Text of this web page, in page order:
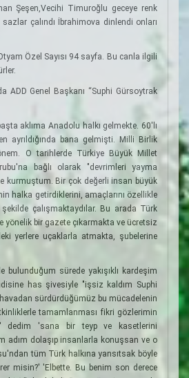
Şeşen,Vecihi Timuroğlu geceye renk
çalındı İbrahimova dinlendi onları
Özel Sayısı 94 sayfa. Bu canla ilgili
ADD Genel Başkanı “Suphi Gürsoytrak
aklıma Anadolu halkı gelmekte. 60'lı
ayrıldığında bana gelmişti. Milli Birlik
O tarihlerde Türkiye Büyük Millet
bağlı olarak "devrimleri yayma
kurmuştum. Bir çok değerli insan büyük
halka getirdiklerini, amaçlarını özellikle
çalışmaktaydılar. Bu arada Türk
yönelik bir gazete çıkarmakta ve ücretsiz
yerlere uçaklarla atmakta, şubelerine
bulunduğum sürede yakışıklı kardeşim
has şivesiyle "işsiz kaldım Suphi
sürdürdüğümüz bu mücadelenin
tamamlanması fikri gözlerimin
dedim 'sana bir teyp ve kasetlerini
adım dolaşıp insanlarla konuşsan ve o
tüm Türk halkına yansıtsak böyle
misin?' 'Elbette. Bu benim son derece